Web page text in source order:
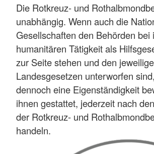
Die Rotkreuz- und
unabhängig. Wenn auch die
Gesellschaften den Behörden bei
humanitären Tätigkeit als
zur Seite stehen und den
Landesgesetzen unterworfen
dennoch eine Eigenständigkeit
ihnen gestattet, jederzeit nach
der Rotkreuz- und
handeln.